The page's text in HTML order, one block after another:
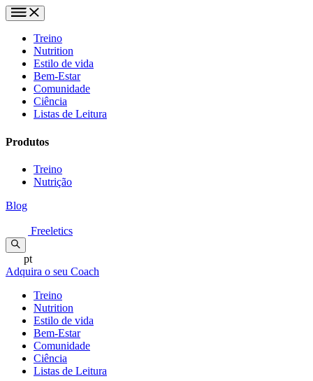
Treino
Nutrition
Estilo de vida
Bem-Estar
Comunidade
Ciência
Listas de Leitura
Produtos
Treino
Nutrição
Blog
Freeletics
pt
Adquira o seu Coach
Treino
Nutrition
Estilo de vida
Bem-Estar
Comunidade
Ciência
Listas de Leitura